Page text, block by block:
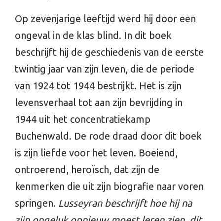
Op zevenjarige leeftijd werd hij door een
ongeval in de klas blind. In dit boek
beschrijft hij de geschiedenis van de eerste
twintig jaar van zijn leven, die de periode
van 1924 tot 1944 bestrijkt. Het is zijn
levensverhaal tot aan zijn bevrijding in
1944 uit het concentratiekamp
Buchenwald. De rode draad door dit boek
is zijn liefde voor het leven. Boeiend,
ontroerend, heroïsch, dat zijn de
kenmerken die uit zijn biografie naar voren
springen. Lusseyran beschrijft hoe hij na